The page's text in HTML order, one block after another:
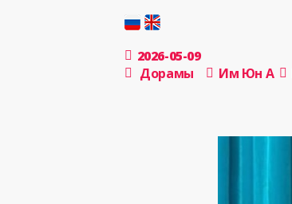
2026-05-09
Дорамы
Им Юн А